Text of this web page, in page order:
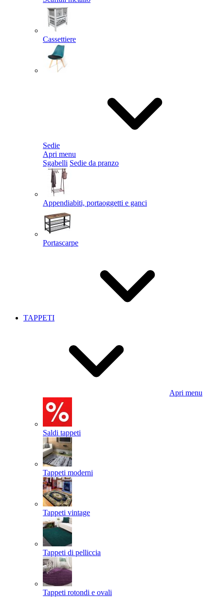
Cassettiere
Sedie
Apri menu
Sgabelli Sedie da pranzo
Appendiabiti, portaoggetti e ganci
Portascarpe
TAPPETI
Apri menu
Saldi tappeti
Tappeti moderni
Tappeti vintage
Tappeti di pelliccia
Tappeti rotondi e ovali